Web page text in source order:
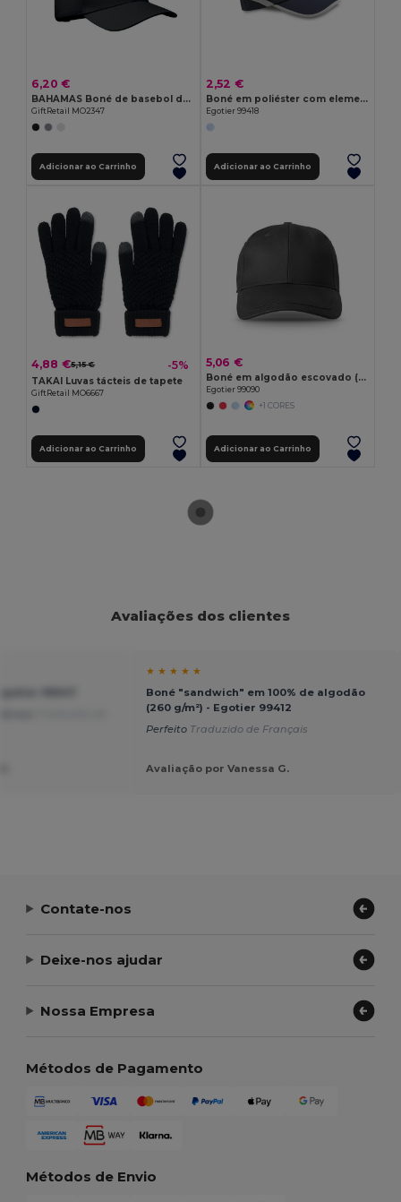
6,20 €
BAHAMAS Boné de basebol de algodão
GiftRetail MO2347
Adicionar ao Carrinho
2,52 €
Boné em poliéster com elementos refletores
Egotier 99418
Adicionar ao Carrinho
4,88 €5,15 € -5%
TAKAI Luvas tácteis de tapete
GiftRetail MO6667
Adicionar ao Carrinho
5,06 €
Boné em algodão escovado (65% reciclado)
Egotier 99090
+1 CORES
Adicionar ao Carrinho
Avaliações dos clientes
★ ★ ★ ★ ★
Boné "sandwich" em 100% de algodão
(260 g/m²) - Egotier 99412
Perfeito Traduzido de Français
Avaliação por Vanessa G.
Contate-nos
Deixe-nos ajudar
Nossa Empresa
Métodos de Pagamento
Métodos de Envio